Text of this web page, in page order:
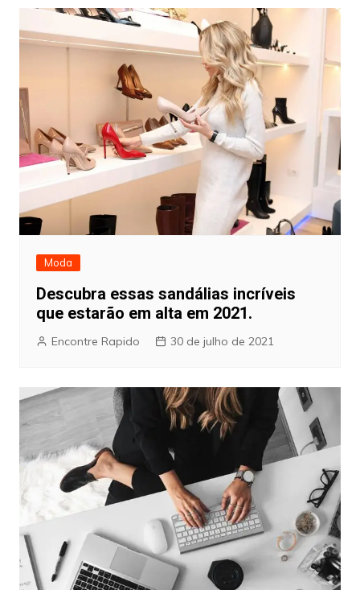
Moda
Descubra essas sandálias incríveis
que estarão em alta em 2021.
Encontre Rapido 30 de julho de 2021